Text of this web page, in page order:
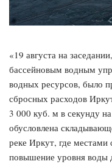
«19 августа на
бассейновым водным
водных ресурсов, было
сбросных расходов
3 000 куб. м в секунду
обусловлена
реке Иркут, где
повышение уровня воды